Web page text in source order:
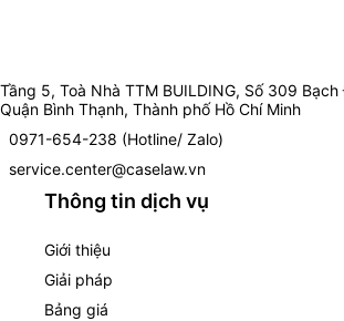
Tầng 5, Toà Nhà TTM BUILDING, Số 309
Quận Bình Thạnh, Thành phố Hồ Chí Minh
0971-654-238 (Hotline/ Zalo)
service.center@caselaw.vn
Thông tin dịch vụ
Giới thiệu
Giải pháp
Bảng giá